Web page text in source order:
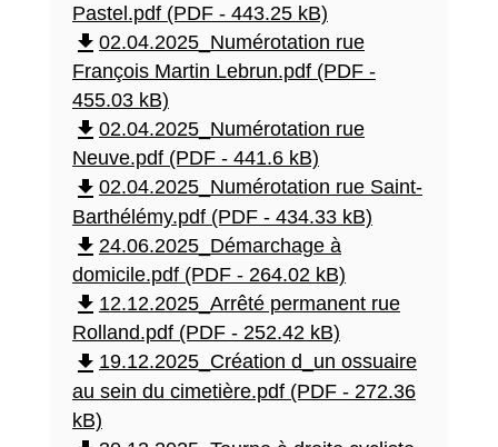
Pastel.pdf (PDF - 443.25 kB)
file_download 02.04.2025_Numérotation rue
François Martin Lebrun.pdf (PDF -
455.03 kB)
file_download 02.04.2025_Numérotation rue
Neuve.pdf (PDF - 441.6 kB)
file_download 02.04.2025_Numérotation rue Saint-
Barthélémy.pdf (PDF - 434.33 kB)
file_download 24.06.2025_Démarchage à
domicile.pdf (PDF - 264.02 kB)
file_download 12.12.2025_Arrêté permanent rue
Rolland.pdf (PDF - 252.42 kB)
file_download 19.12.2025_Création d_un ossuaire
au sein du cimetière.pdf (PDF - 272.36
kB)